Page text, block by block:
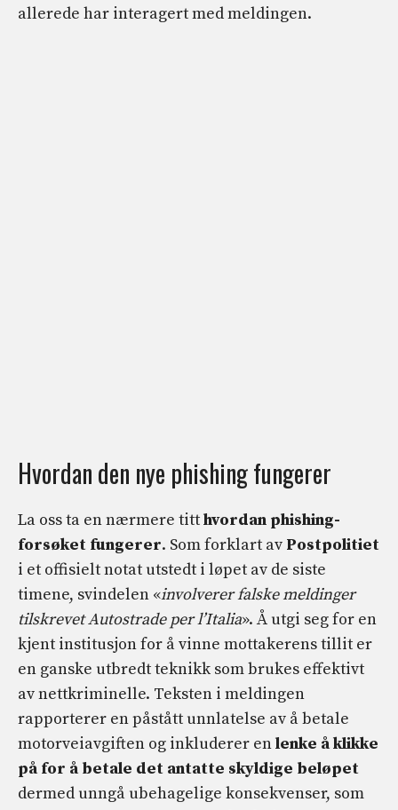
allerede har interagert med meldingen.
Hvordan den nye phishing fungerer
La oss ta en nærmere titthvordan phishing-
forsøket fungerer. Som forklart av Postpolitiet
i et offisielt notat utstedt i løpet av de siste
timene, svindelen «involverer falske meldinger
tilskrevet Autostrade per l’Italia». Å utgi seg for en
kjent institusjon for å vinne mottakerens tillit er
en ganske utbredt teknikk som brukes effektivt
av nettkriminelle. Teksten i meldingen
rapporterer en påstått unnlatelse av å betale
motorveiavgiften og inkluderer enlenke å klikke
på for å betale det antatte skyldige beløpet
dermed unngå ubehagelige konsekvenser, som